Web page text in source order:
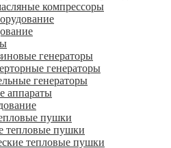
компрессоры
генераторы
генераторы
генераторы
аппараты
пушки
тепловые пушки
тепловые пушки